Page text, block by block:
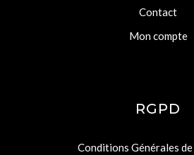
Contact
Mon compte
RGPD
Conditions Générales